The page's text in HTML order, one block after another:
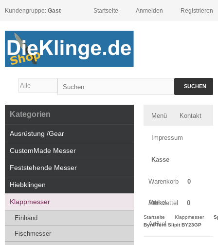
Kundengruppe: Gast Registrieren
Anmelden
Startseite
SUCHEN
Menü Kontakt
Impressum
Kasse
Warenkorb 0
Artikel
Merkzettel 0
Artikel
Startseite Klappmesser
Byrd Tern Slipit BY23GP
Kategorien
Ausrüstung /Gear
CustomMade Messer
Feststehende Messer
Hiebklingen
Klappmesser
Einhand
Fischmesser